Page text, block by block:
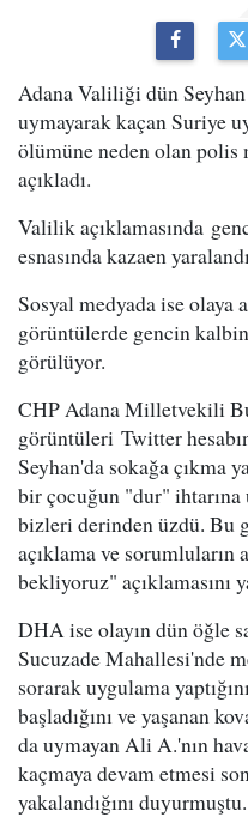
Adana Valiliği dün
uymayarak kaçan Suriye
ölümüne neden olan polis
açıkladı.
Valilik açıklamasında
esnasında kazaen
Sosyal medyada ise
görüntülerde gencin
görülüyor.
CHP Adana Milletvekili
görüntüleri Twitter
Seyhan'da sokağa çıkma
bir çocuğun "dur"
bizleri derinden üzdü.
açıklama ve sorumluların
bekliyoruz" açıklamasını
DHA ise olayın dün öğle
Sucuzade Mahallesi'nde
sorarak uygulama
başladığını ve yaşanan
da uymayan Ali A.'nın
kaçmaya devam etmesi
yakalandığını duyurmuştu.